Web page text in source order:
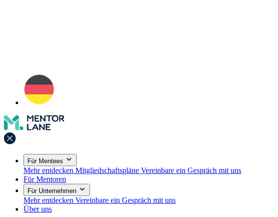
Für Mentees
Mehr entdecken Mitgliedschaftspläne Vereinbare ein Gespräch mit uns
Für Mentoren
Für Unternehmen
Mehr entdecken Vereinbare ein Gespräch mit uns
Über uns